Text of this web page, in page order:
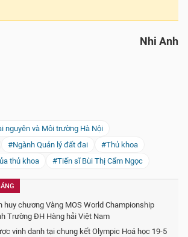
Nhi Anh
nguyên và Môi trường Hà Nội
#Ngành Quản lý đất đai
#Thủ khoa
thủ khoa
#Tiến sĩ Bùi Thị Cẩm Ngọc
huy chương Vàng MOS World Championship
Trường ĐH Hàng hải Việt Nam
vinh danh tại chung kết Olympic Hoá học 19-5